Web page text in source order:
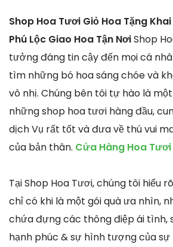
Shop Hoa Tươi Giỏ Hoa Tặng
Phú Lộc Giao Hoa Tận NơiShop
tưởng đáng tin cậy đến mọi cá
tìm những bó hoa sáng chóe và
vô nhị. Chúng bên tôi tự hào là
những shop hoa tươi hàng đầu,
dịch Vụ rất tốt và đưa về thú vui
của bản thân. Cửa Hàng Hoa Tươi
Tại Shop Hoa Tươi, chúng tôi hiểu
chỉ có khi là một gói quà ưa nhìn,
chứa đựng các thông điệp ái tình,
hạnh phúc & sự hình tượng của